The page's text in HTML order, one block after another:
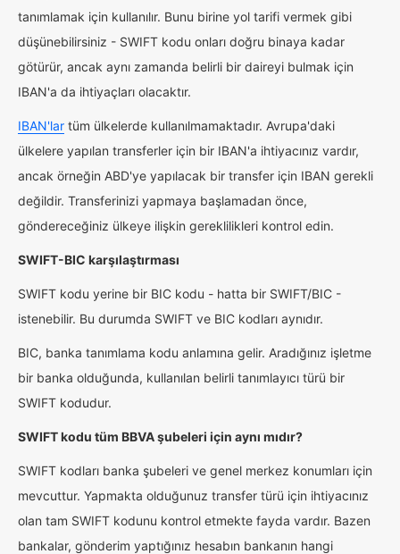
tanımlamak için kullanılır. Bunu birine yol tarifi vermek gibi
düşünebilirsiniz - SWIFT kodu onları doğru binaya kadar
götürür, ancak aynı zamanda belirli bir daireyi bulmak için
IBAN'a da ihtiyaçları olacaktır.
IBAN'lar tüm ülkelerde kullanılmamaktadır. Avrupa'daki
ülkelere yapılan transferler için bir IBAN'a ihtiyacınız vardır,
ancak örneğin ABD'ye yapılacak bir transfer için IBAN gerekli
değildir. Transferinizi yapmaya başlamadan önce,
göndereceğiniz ülkeye ilişkin gereklilikleri kontrol edin.
SWIFT-BIC karşılaştırması
SWIFT kodu yerine bir BIC kodu - hatta bir SWIFT/BIC -
istenebilir. Bu durumda SWIFT ve BIC kodları aynıdır.
BIC, banka tanımlama kodu anlamına gelir. Aradığınız işletme
bir banka olduğunda, kullanılan belirli tanımlayıcı türü bir
SWIFT kodudur.
SWIFT kodu tüm BBVA şubeleri için aynı mıdır?
SWIFT kodları banka şubeleri ve genel merkez konumları için
mevcuttur. Yapmakta olduğunuz transfer türü için ihtiyacınız
olan tam SWIFT kodunu kontrol etmekte fayda vardır. Bazen
bankalar, gönderim yaptığınız hesabın bankanın hangi